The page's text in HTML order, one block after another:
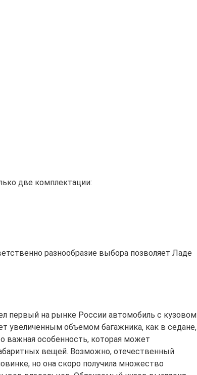
две комплектации:
разнообразие выбора позволяет Ладе
первый на рынке России автомобиль с кузовом
увеличенным объемом багажника, как в седане,
важная особенность, которая может
вещей. Возможно, отечественный
но она скоро получила множество